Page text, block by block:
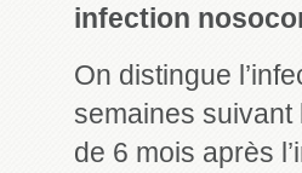
infection
On distingue
semaines suivant
de 6 mois après